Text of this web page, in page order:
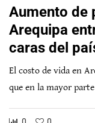
Aumento de
Arequipa
caras del
El costo de vida en
que en la mayor